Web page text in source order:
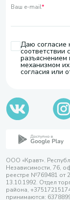
Ваш e-mail*
Даю согласие
соответствии с
разъяснением
механизмом
согласия или
ООО «Кравт».
Независимости, 76,
реестре №769481 от
13.10.1992. Отдел
района,
принимаются: